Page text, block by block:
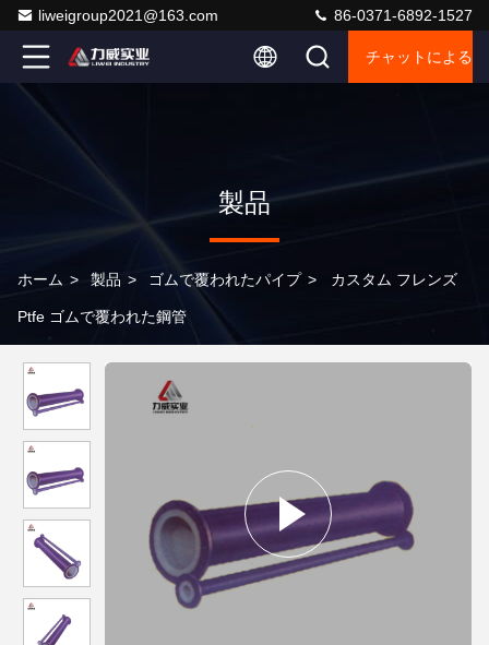
liweigroup2021@163.com 86-0371-6892-1527
チャットによる
製品
ホーム > 製品 > ゴムで覆われたパイプ > カスタム フレンズ
Ptfe ゴムで覆われた鋼管